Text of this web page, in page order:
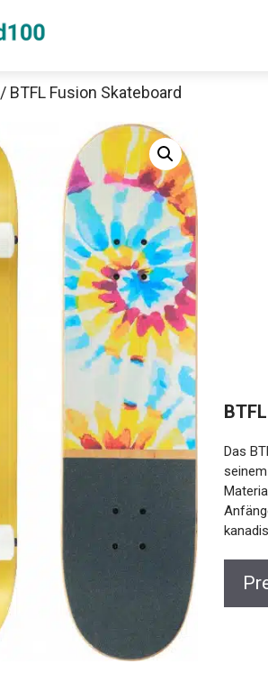
/ BTFL Fusion Skateboard
Das
Schaue dir jetzt